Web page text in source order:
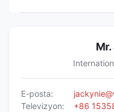
E-posta:
Televizyon:
+86